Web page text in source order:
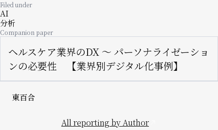
Filed under
AI
分析
Companion paper
ヘルスケア業界のDX ～ パーソナライゼーショ
ンの必要性 【業界別デジタル化事例】
東百合
All reporting by Author